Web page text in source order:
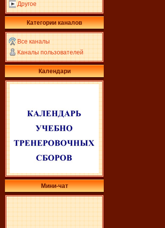
Другое
Категории каналов
Все каналы
Каналы пользователей
Календари
Мини-чат